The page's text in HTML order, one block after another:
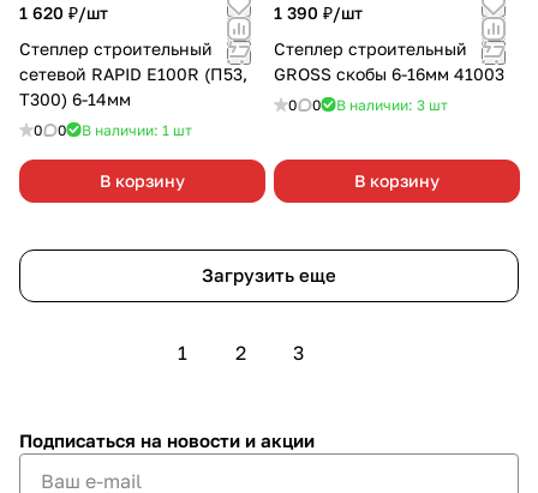
1 620 ₽/шт
Степлер строительный
сетевой RAPID E100R (П53,
Т300) 6-14мм
0 0 В наличии: 1 шт
В корзину
1 390 ₽/шт
Степлер строительный
GROSS скобы 6-16мм 41003
0 0 В наличии: 3 шт
В корзину
Загрузить еще
1 2 3
Подписаться на новости и акции